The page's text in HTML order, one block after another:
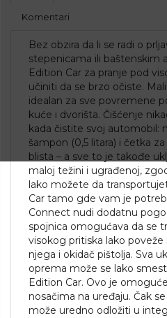
Komentari
Bez obzira da li se radi o
stepenicama ili baštenskim
Edition Car za pranje pod
učiniti da se brzo očiste.
idealan za sve povremene
kuće i dvorišta. Čišćenje
kada čistite svoj automobil:
šampon (0,5 litara) i četka
blista – a sve to je takođe
maloj težini i ugrađenoj,
lako možete da
Car tamo gde vam je
Connect nudi dodatnu
spojnica omogućava da se
visokog pritiska lako
njega i okidač pištolja. Sva
oprema može se lako
Edition Car. Ovo je
nosačima na uređaju. Čak
može uredno odložiti u